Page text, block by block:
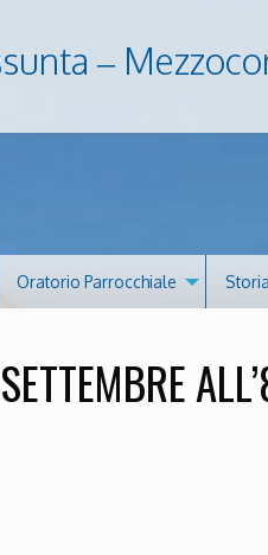
–
Oratorio Parrocchiale